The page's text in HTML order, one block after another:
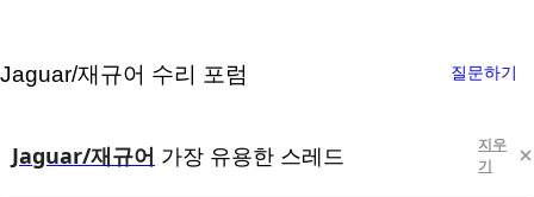
Jaguar/재규어 수리 포럼 질문하기
Jaguar/재규어 가장 유용한 스레드
지우
기